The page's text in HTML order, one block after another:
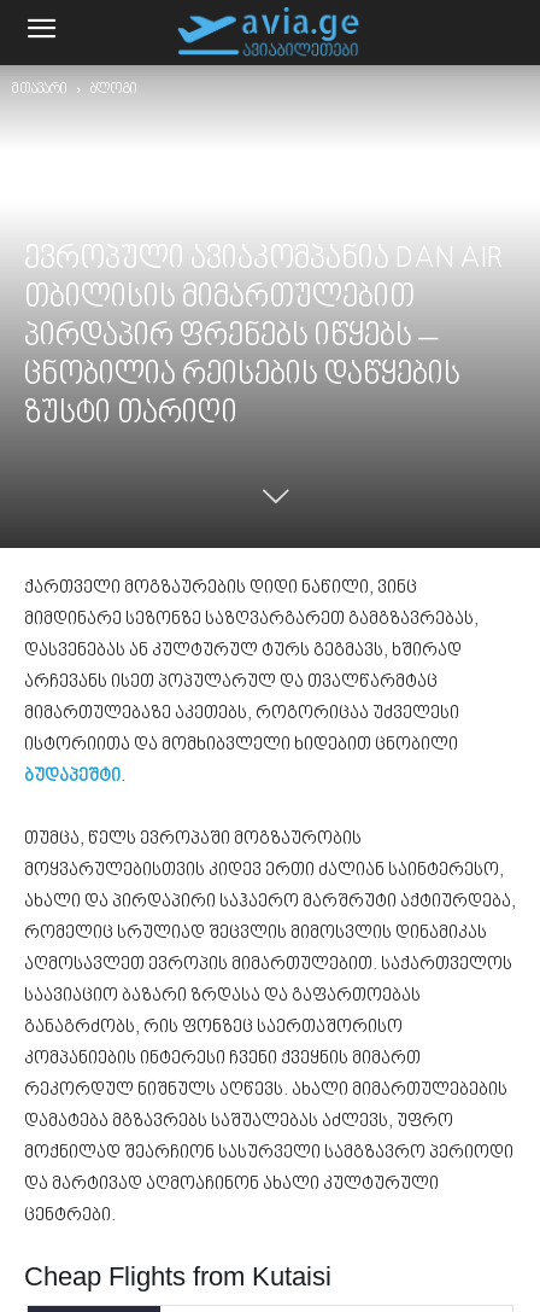
მთავარი ბლოგი
ევროპული ავიაკომპანია DAN AIR
თბილისის მიმართულებით
პირდაპირ ფრენებს იწყებს –
ცნობილია რეისების დაწყების
ზუსტი თარიღი
ქართველი მოგზაურების დიდი ნაწილი, ვინც
მიმდინარე სეზონზე საზღვარგარეთ გამგზავრებას,
დასვენებას ან კულტურულ ტურს გეგმავს, ხშირად
არჩევანს ისეთ პოპულარულ და თვალწარმტაც
მიმართულებაზე აკეთებს, როგორიცაა უძველესი
ისტორიითა და მომხიბვლელი ხიდებით ცნობილი
ბუდაპეშტი.
თუმცა, წელს ევროპაში მოგზაურობის
მოყვარულებისთვის კიდევ ერთი ძალიან საინტერესო,
ახალი და პირდაპირი საჰაერო მარშრუტი აქტიურდება,
რომელიც სრულიად შეცვლის მიმოსვლის დინამიკას
აღმოსავლეთ ევროპის მიმართულებით. საქართველოს
საავიაციო ბაზარი ზრდასა და გაფართოებას
განაგრძობს, რის ფონზეც საერთაშორისო
კომპანიების ინტერესი ჩვენი ქვეყნის მიმართ
რეკორდულ ნიშნულს აღწევს. ახალი მიმართულებების
დამატება მგზავრებს საშუალებას აძლევს, უფრო
მოქნილად შეარჩიონ სასურველი სამგზავრო პერიოდი
და მარტივად აღმოაჩინონ ახალი კულტურული
ცენტრები.
Cheap Flights from Kutaisi